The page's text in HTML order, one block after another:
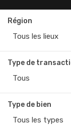
Région
Tous les lieux
Type de
Tous
Type de bien
Tous les types